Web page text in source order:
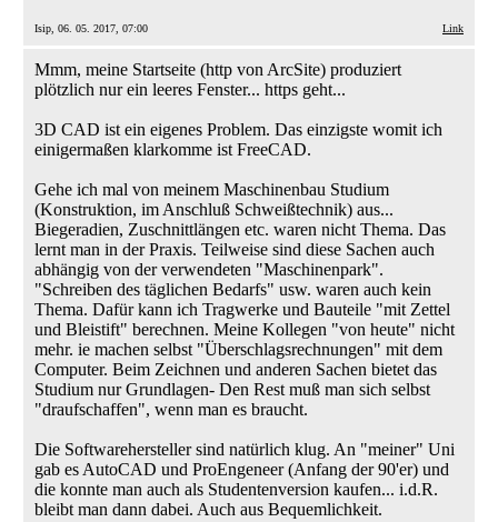
Isip, 06. 05. 2017, 07:00 Link
Mmm, meine Startseite (http von ArcSite) produziert
plötzlich nur ein leeres Fenster... https geht...
3D CAD ist ein eigenes Problem. Das einzigste womit ich
einigermaßen klarkomme ist FreeCAD.
Gehe ich mal von meinem Maschinenbau Studium
(Konstruktion, im Anschluß Schweißtechnik) aus...
Biegeradien, Zuschnittlängen etc. waren nicht Thema. Das
lernt man in der Praxis. Teilweise sind diese Sachen auch
abhängig von der verwendeten "Maschinenpark".
"Schreiben des täglichen Bedarfs" usw. waren auch kein
Thema. Dafür kann ich Tragwerke und Bauteile "mit Zettel
und Bleistift" berechnen. Meine Kollegen "von heute" nicht
mehr. ie machen selbst "Überschlagsrechnungen" mit dem
Computer. Beim Zeichnen und anderen Sachen bietet das
Studium nur Grundlagen- Den Rest muß man sich selbst
"draufschaffen", wenn man es braucht.
Die Softwarehersteller sind natürlich klug. An "meiner" Uni
gab es AutoCAD und ProEngeneer (Anfang der 90'er) und
die konnte man auch als Studentenversion kaufen... i.d.R.
bleibt man dann dabei. Auch aus Bequemlichkeit.